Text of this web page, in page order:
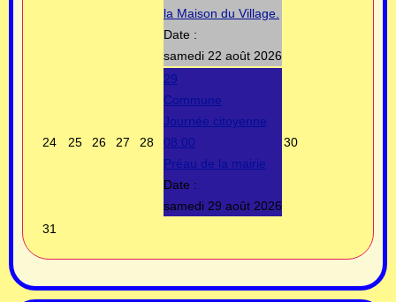
la Maison du Village.
Date :
samedi 22 août 2026
24 25 26 27 28
29
Commune
Journée citoyenne
08:00
Préau de la mairie
Date :
samedi 29 août 2026
30
31